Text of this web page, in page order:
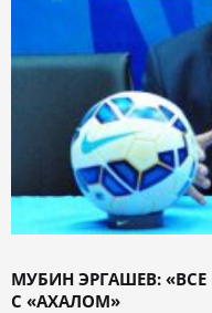
МУБИН ЭРГАШЕВ:
С «АХАЛОМ»